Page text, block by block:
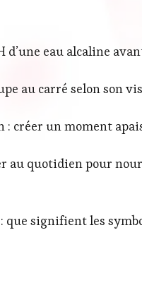
eau alcaline
au carré selon son
créer un moment
au quotidien pour
que signifient les